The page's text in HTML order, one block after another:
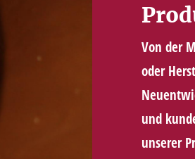
Von der
oder
und
unserer